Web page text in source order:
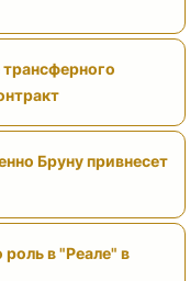
Бруну привнесет
в "Реале" в